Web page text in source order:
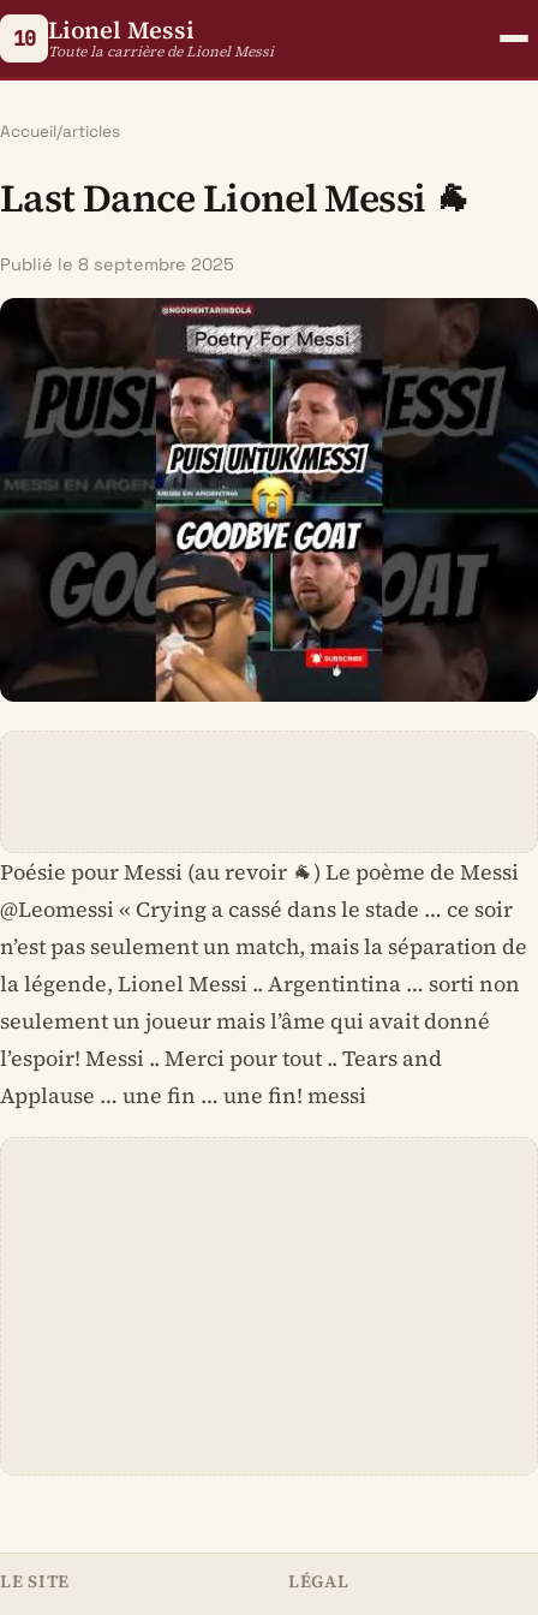
10 Lionel Messi
Toute la carrière de Lionel Messi
Accueil/articles
Last Dance Lionel Messi 🐐
Publié le 8 septembre 2025
Poésie pour Messi (au revoir 🐐) Le poème de Messi
@Leomessi « Crying a cassé dans le stade … ce soir
n’est pas seulement un match, mais la séparation de
la légende, Lionel Messi .. Argentintina … sorti non
seulement un joueur mais l’âme qui avait donné
l’espoir! Messi .. Merci pour tout .. Tears and
Applause … une fin … une fin! messi
LE SITE LÉGAL